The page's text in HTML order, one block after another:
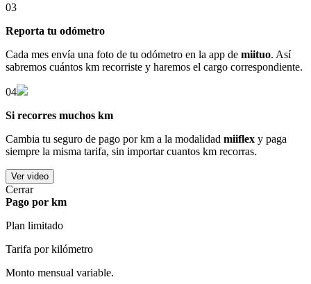
03
Reporta tu odómetro
Cada mes envía una foto de tu odómetro en la app de miituo. Así
sabremos cuántos km recorriste y haremos el cargo correspondiente.
04
Si recorres muchos km
Cambia tu seguro de pago por km a la modalidad miiflex y paga
siempre la misma tarifa, sin importar cuantos km recorras.
Ver video
Cerrar
Pago por km
Plan limitado
Tarifa por kilómetro
Monto mensual variable.